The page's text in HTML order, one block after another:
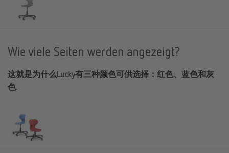
Wie viele Seiten werden angezeigt?
这就是为什么Lucky有三种颜色可供选择：红色、蓝色和灰
色.